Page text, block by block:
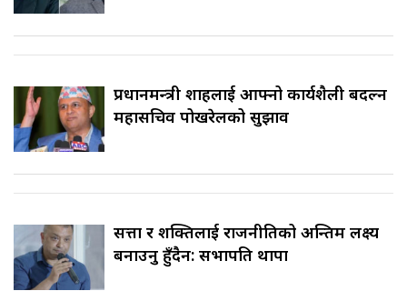
प्रधानमन्त्री शाहलाई आफ्नो कार्यशैली बदल्न
महासचिव पोखरेलको सुझाव
सत्ता र शक्तिलाई राजनीतिको अन्तिम लक्ष्य
बनाउनु हुँदैन: सभापति थापा